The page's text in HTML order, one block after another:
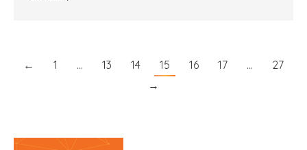
← 1 … 13 14 15 16 17 …
27
→